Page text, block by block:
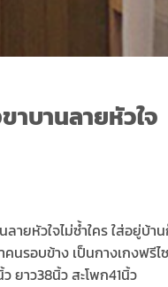
าบานลายหัวใจ
ลายหัวใจไม่ซ้ำใคร ใส่อยู่บ้า
คนรอบข้าง เป็นกางเกงฟรี
ยาว38นิ้ว สะโพก41นิ้ว